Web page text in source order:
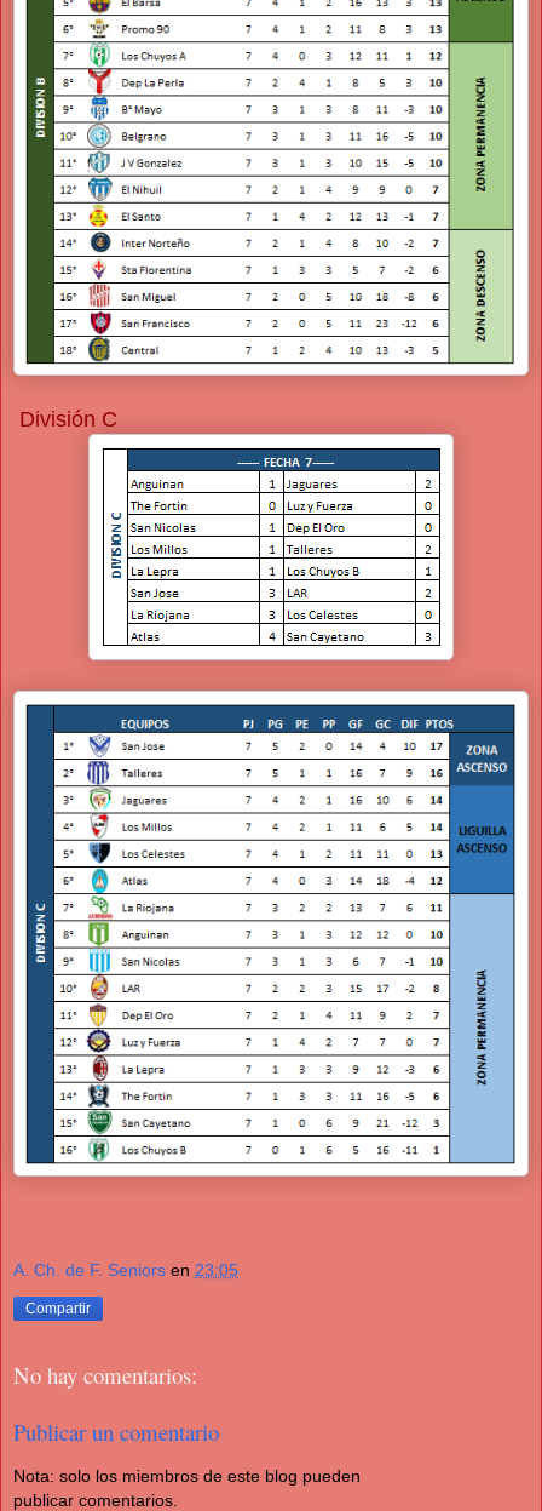
División C
A. Ch. de F. Seniors en 23:05
Compartir
No hay comentarios:
Publicar un comentario
Nota: solo los miembros de este blog pueden
publicar comentarios.